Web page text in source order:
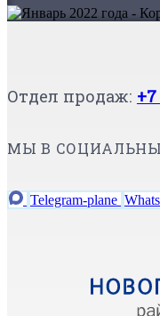
Отдел продаж:
МЫ В
Telegram-plane